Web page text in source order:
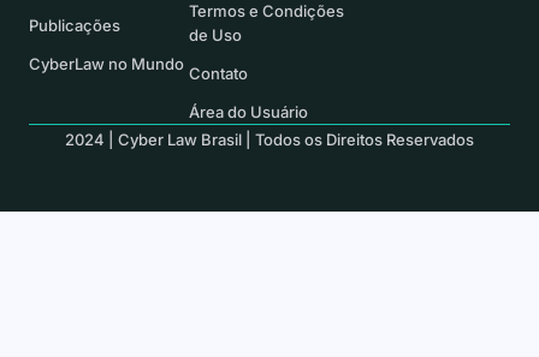
Termos e Condições
de Uso
Contato
Área do Usuário
Publicações
CyberLaw no Mundo
2024 | Cyber Law Brasil | Todos os Direitos Reservados